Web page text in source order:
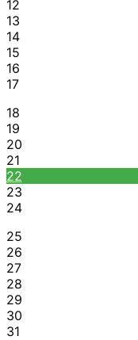
12
13
14
15
16
17
18
19
20
21
22
23
24
25
26
27
28
29
30
31